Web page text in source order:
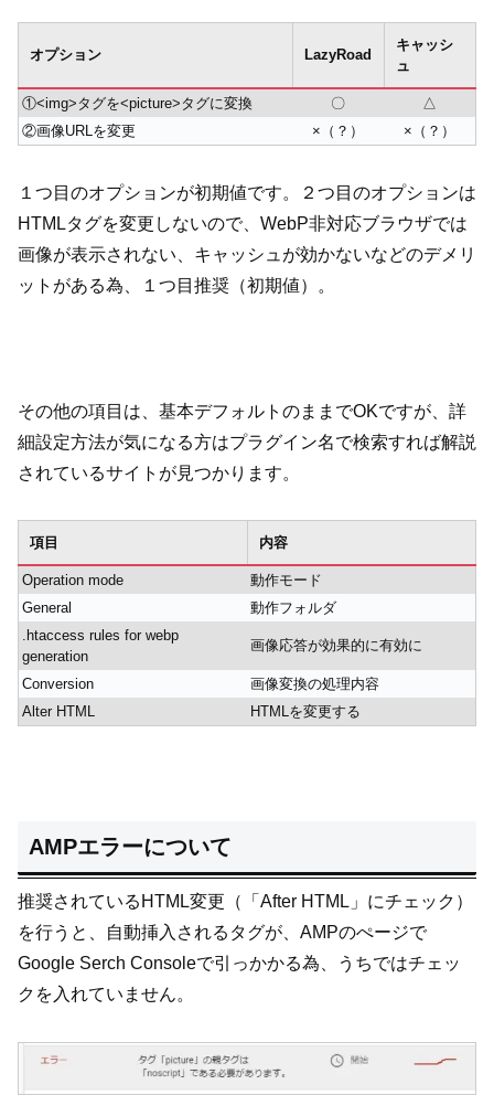
オプション LazyRoad
キャッシ
ュ
①<img>タグを<picture>タグに変換 〇
△
②画像URLを変更
×（？） ×（？）
１つ目のオプションが初期値です。２つ目のオプションは
HTMLタグを変更しないので、WebP非対応ブラウザでは
画像が表示されない、キャッシュが効かないなどのデメリ
ットがある為、１つ目推奨（初期値）。
その他の項目は、基本デフォルトのままでOKですが、詳
細設定方法が気になる方はプラグイン名で検索すれば解説
されているサイトが見つかります。
項目 内容
Operation mode
動作モード
General
動作フォルダ
.htaccess rules for webp
generation
画像応答が効果的に有効に
Conversion
画像変換の処理内容
Alter HTML
HTMLを変更する
AMPエラーについて
推奨されているHTML変更（「After HTML」にチェック）
を行うと、自動挿入されるタグが、AMPのぺージで
Google Serch Consoleで引っかかる為、うちではチェッ
クを入れていません。